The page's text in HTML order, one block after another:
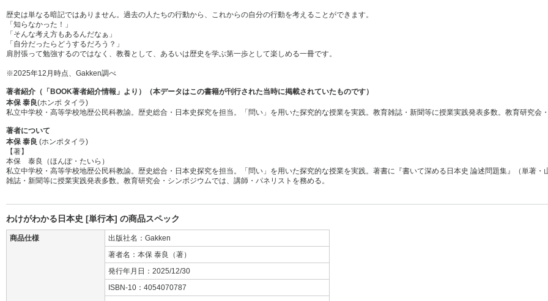
歴史は単なる暗記ではありません。過去の人たちの行動から、これからの自分の行動を考えることができます。
「知らなかった！」
「そんな考え方もあるんだなぁ」
「自分だったらどうするだろう？」
肩肘張って勉強するのではなく、教養として、あるいは歴史を学ぶ第一歩として楽しめる一冊です。
※2025年12月時点、Gakken調べ
著者紹介（「BOOK著者紹介情報」より）（本データはこの書籍が刊行された当時に掲載されていたものです）
本保 泰良(ホンポ タイラ)
私立中学校・高等学校地歴公民科教諭。歴史総合・日本史探究を担当。「問い」を用いた探究的な授業を実践。教育雑誌・新聞等に授業実践発表多数。教育研究会
著者について
本保 泰良 (ホンポタイラ)
【著】
本保 泰良（ほんぽ・たいら）
私立中学校・高等学校地歴公民科教諭。歴史総合・日本史探究を担当。「問い」を用いた探究的な授業を実践。著書に『書いて深める日本史 論述問題集』（単著
雑誌・新聞等に授業実践発表多数。教育研究会・シンポジウムでは、講師・パネリストを務める。
わけがわかる日本史 [単行本] の商品スペック
商品仕様
出版社名：Gakken
著者名：本保 泰良（著）
発行年月日：2025/12/30
ISBN-10：4054070787